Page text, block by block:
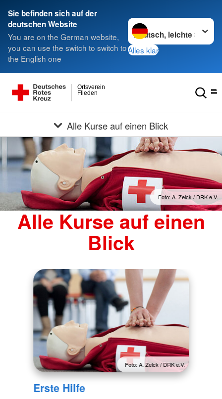
Sie befinden sich auf der
deutschen Website
You are on the German website,
you can use the switch to switch to
the English one
Sprache wechseln zu
Alles klar
Flieden
Ortsverein
Alle Kurse auf einen Blick
Foto: A. Zelck / DRK e.V.
Alle Kurse auf einen
Blick
Foto: A. Zelck / DRK e.V.
Erste Hilfe